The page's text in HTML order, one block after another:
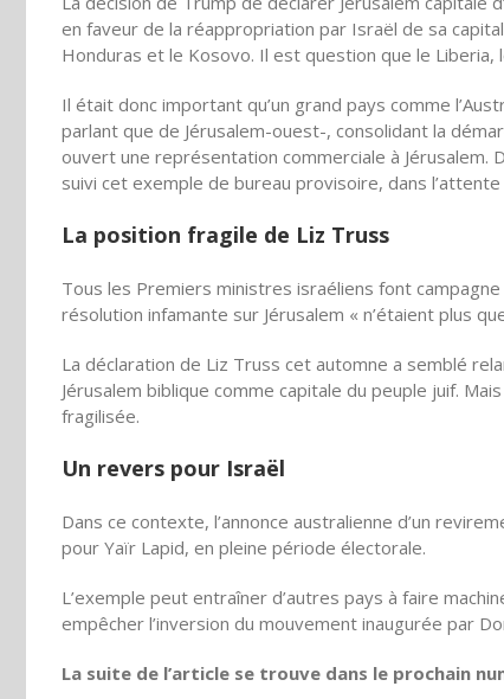
en faveur de la réappropriation par Israël de sa
Honduras et le Kosovo. Il est question que le
Il était donc important qu’un grand pays comme
parlant que de Jérusalem-ouest-, consolidant la
ouvert une représentation commerciale à Jérusalem.
suivi cet exemple de bureau provisoire, dans l’attente
La position fragile de Liz Truss
Tous les Premiers ministres israéliens font
résolution infamante sur Jérusalem « n’étaient plus
La déclaration de Liz Truss cet automne a semblé
Jérusalem biblique comme capitale du peuple juif.
fragilisée.
Un revers pour Israël
Dans ce contexte, l’annonce australienne d’un
pour Yaïr Lapid, en pleine période électorale.
L’exemple peut entraîner d’autres pays à faire
empêcher l’inversion du mouvement inaugurée par
La suite de l’article se trouve dans le prochain